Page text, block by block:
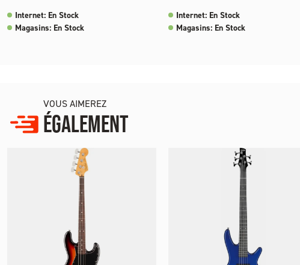
Internet: En Stock
Magasins: En Stock
Internet: En Stock
Magasins: En Stock
VOUS AIMEREZ
ÉGALEMENT